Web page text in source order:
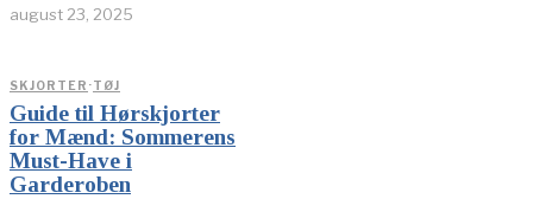
august 23, 2025
SKJORTER ·TØJ
Guide til Hørskjorter
for Mænd: Sommerens
Must-Have i
Garderoben